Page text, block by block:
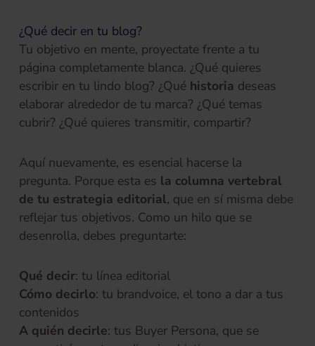
¿Qué decir en tu blog?
Tu objetivo en mente, proyectate frente a tu
página completamente blanca. ¿Qué quieres
escribir en tu lindo blog? ¿Qué historia deseas
elaborar alrededor de tu marca? ¿Qué temas
cubrir? ¿Qué quieres transmitir, compartir?
Aquí nuevamente, es esencial hacerse la
pregunta. Porque esta es la columna vertebral
de tu estrategia editorial, que en sí misma debe
reflejar tus objetivos. Como un hilo que se
desenrolla, debes preguntarte:
Qué decir: tu línea editorial
Cómo decirlo: tu brandvoice, el tono a dar a tus
contenidos
A quién decirle: tus Buyer Persona, que se